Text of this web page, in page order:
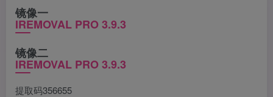
镜像一
IREMOVAL PRO 3.9.3
镜像二
IREMOVAL PRO 3.9.3
提取码356655